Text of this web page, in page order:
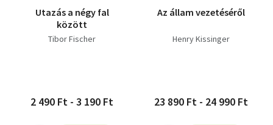
Utazás a négy fal
között
Tibor Fischer
2 490 Ft - 3 190 Ft
Az állam vezetéséről
Henry Kissinger
23 890 Ft - 24 990 Ft